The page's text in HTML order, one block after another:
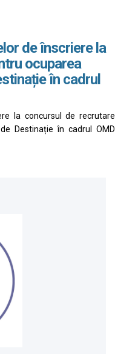
de înscriere la
ocuparea
în cadrul
la concursul de recrutare
Destinație în cadrul OMD